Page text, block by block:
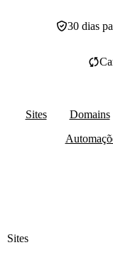
30 dias
Sites Domains
Sites